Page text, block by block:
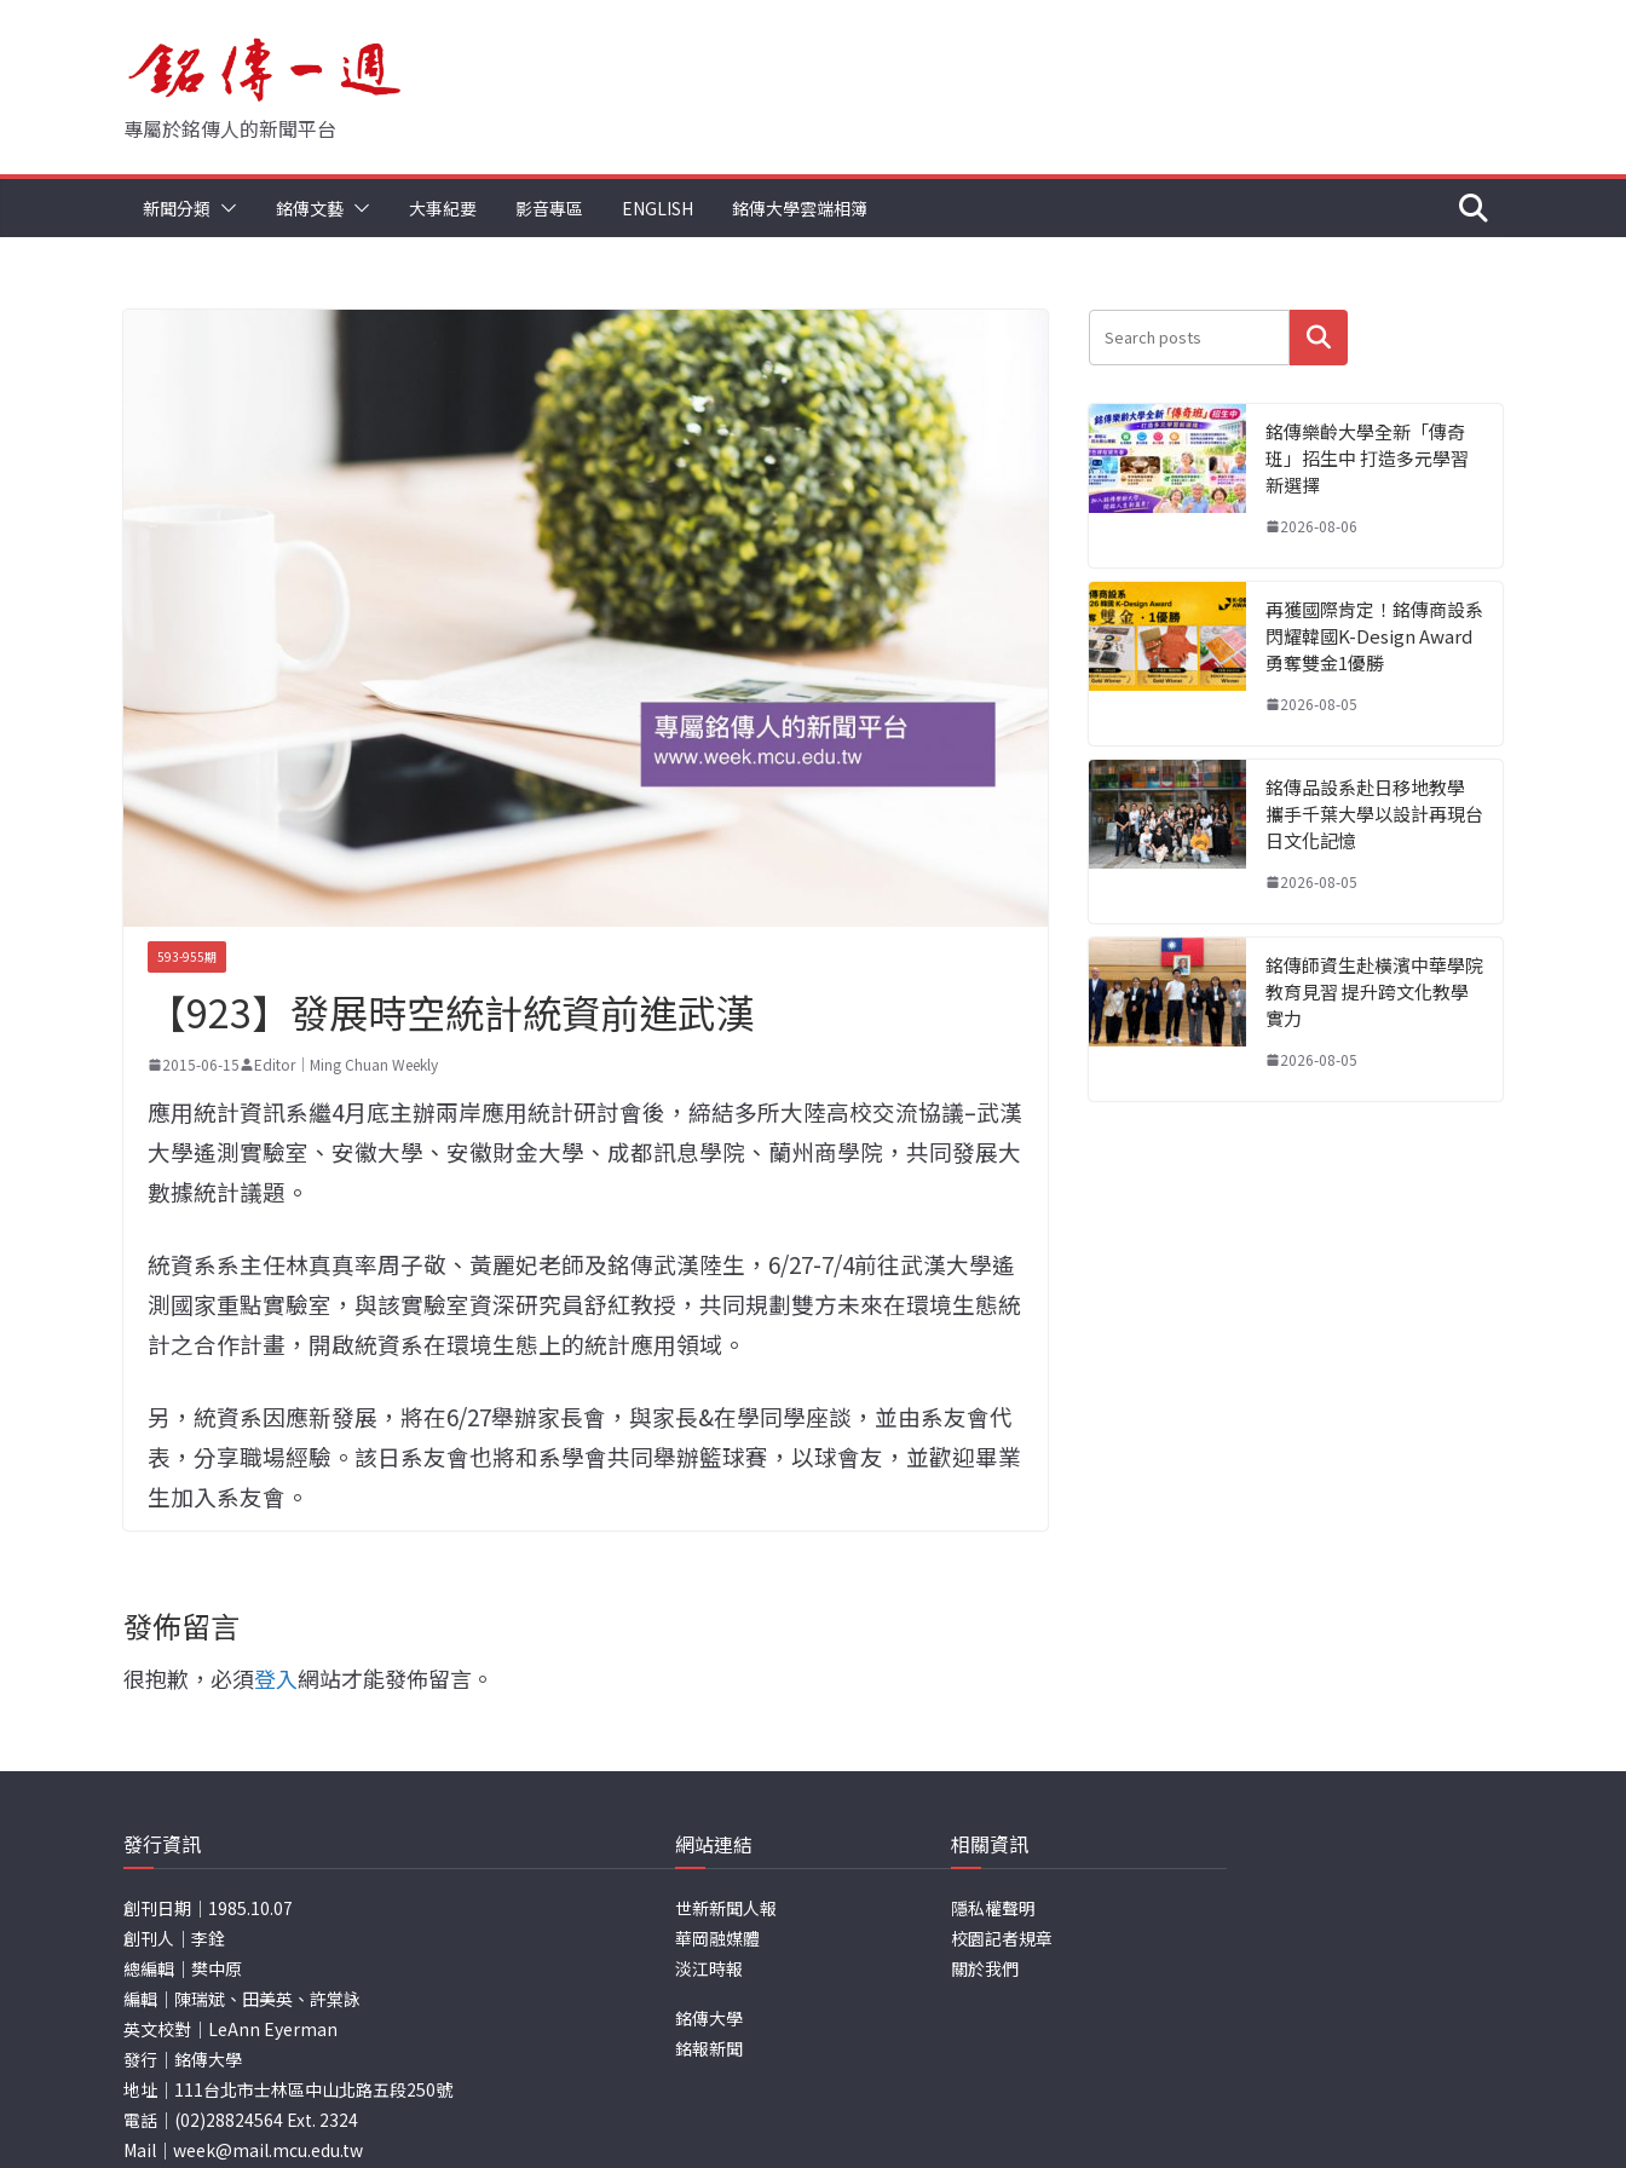
專屬於銘傳人的新聞平台
新聞分類 銘傳文藝 大事紀要 影音專區 ENGLISH 銘傳大學雲端相簿
593-955期
【923】發展時空統計統資前進武漢
2015-06-15 Editor｜Ming Chuan Weekly
應用統計資訊系繼4月底主辦兩岸應用統計研討會後，締結多所大陸高校交流協議–武漢
大學遙測實驗室、安徽大學、安徽財金大學、成都訊息學院、蘭州商學院，共同發展大
數據統計議題。
統資系系主任林真真率周子敬、黃麗妃老師及銘傳武漢陸生，6/27-7/4前往武漢大學遙
測國家重點實驗室，與該實驗室資深研究員舒紅教授，共同規劃雙方未來在環境生態統
計之合作計畫，開啟統資系在環境生態上的統計應用領域。
另，統資系因應新發展，將在6/27舉辦家長會，與家長&在學同學座談，並由系友會代
表，分享職場經驗。該日系友會也將和系學會共同舉辦籃球賽，以球會友，並歡迎畢業
生加入系友會。
發佈留言
很抱歉，必須登入網站才能發佈留言。
搜尋
銘傳樂齡大學全新「傳奇
班」招生中 打造多元學習
新選擇
2026-08-06
再獲國際肯定！銘傳商設系
閃耀韓國K-Design Award
勇奪雙金1優勝
2026-08-05
銘傳品設系赴日移地教學
攜手千葉大學以設計再現台
日文化記憶
2026-08-05
銘傳師資生赴橫濱中華學院
教育見習 提升跨文化教學
實力
2026-08-05
發行資訊
創刊日期｜1985.10.07
創刊人｜李銓
總編輯｜樊中原
編輯｜陳瑞斌、田美英、許棠詠
英文校對｜LeAnn Eyerman
發行｜銘傳大學
地址｜111台北市士林區中山北路五段250號
電話｜(02)28824564 Ext. 2324
Mail｜ week@mail.mcu.edu.tw
網站連結
世新新聞人報
華岡融媒體
淡江時報
銘傳大學
銘報新聞
相關資訊
隱私權聲明
校園記者規章
關於我們